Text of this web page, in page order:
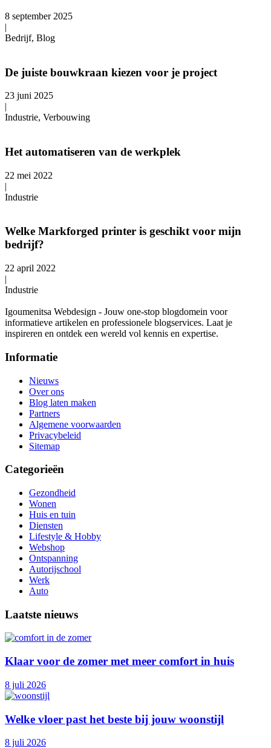
8 september 2025
|
Bedrijf, Blog
De juiste bouwkraan kiezen voor je project
23 juni 2025
|
Industrie, Verbouwing
Het automatiseren van de werkplek
22 mei 2022
|
Industrie
Welke Markforged printer is geschikt voor mijn
bedrijf?
22 april 2022
|
Industrie
Igoumenitsa Webdesign - Jouw one-stop blogdomein voor
informatieve artikelen en professionele blogservices. Laat je
inspireren en ontdek een wereld vol kennis en expertise.
Informatie
Nieuws
Over ons
Blog laten maken
Partners
Algemene voorwaarden
Privacybeleid
Sitemap
Categorieën
Gezondheid
Wonen
Huis en tuin
Diensten
Lifestyle & Hobby
Webshop
Ontspanning
Autorijschool
Werk
Auto
Laatste nieuws
Klaar voor de zomer met meer comfort in huis
8 juli 2026
Welke vloer past het beste bij jouw woonstijl
8 juli 2026